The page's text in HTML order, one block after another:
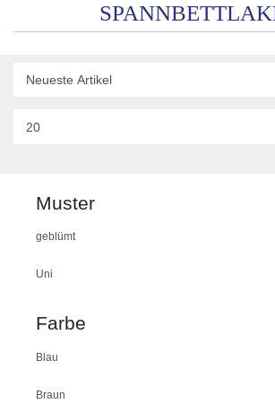
Muster
geblümt
Uni
Farbe
Blau
Braun